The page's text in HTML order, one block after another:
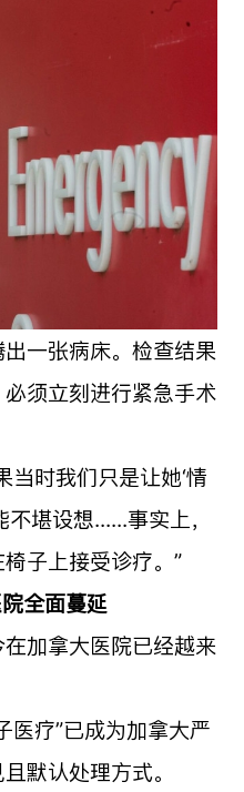
一张病床。检查结果
须立刻进行紧急手术
时我们只是让她‘情
堪设想......事实上，
子上接受诊疗。”
全面蔓延
加拿大医院已经越来
医疗”已成为加拿大严
默认处理方式。